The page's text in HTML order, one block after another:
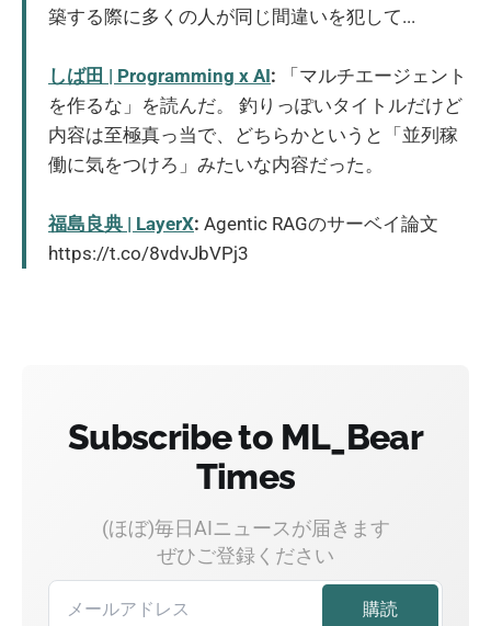
築する際に多くの人が同じ間違いを犯して...
しば田 | Programming x AI: 「マルチエージェント
を作るな」を読んだ。 釣りっぽいタイトルだけど
内容は至極真っ当で、どちらかというと「並列稼
働に気をつけろ」みたいな内容だった。
福島良典 | LayerX: Agentic RAGのサーベイ論文
https://t.co/8vdvJbVPj3
Subscribe to ML_Bear
Times
(ほぼ)毎日AIニュースが届きます
ぜひご登録ください